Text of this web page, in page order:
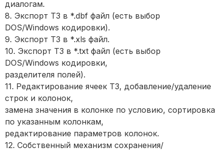
диалогам.
8. Экспорт ТЗ в *.dbf файл (есть выбор
DOS/Windows кодировки).
9. Экспорт ТЗ в *.xls файл.
10. Экспорт ТЗ в *.txt файл (есть выбор
DOS/Windows кодировки,
разделителя полей).
11. Редактирование ячеек ТЗ, добавление/удаление
строк и колонок,
замена значения в колонке по условию, сортировка
по указанным колонкам,
редактирование параметров колонок.
12. Собственный механизм сохранения/